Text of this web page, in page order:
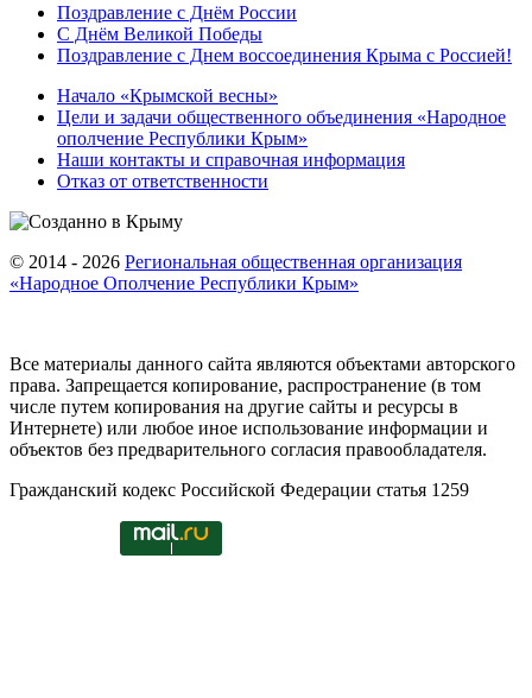
Поздравление с Днём России
С Днём Великой Победы
Поздравление с Днем воссоединения Крыма с Россией!
Начало «Крымской весны»
Цели и задачи общественного объединения «Народное
ополчение Республики Крым»
Наши контакты и справочная информация
Отказ от ответственности
© 2014 - 2026 Региональная общественная организация
«Народное Ополчение Республики Крым»
Все материалы данного сайта являются объектами авторского
права. Запрещается копирование, распространение (в том
числе путем копирования на другие сайты и ресурсы в
Интернете) или любое иное использование информации и
объектов без предварительного согласия правообладателя.
Гражданский кодекс Российской Федерации статья 1259